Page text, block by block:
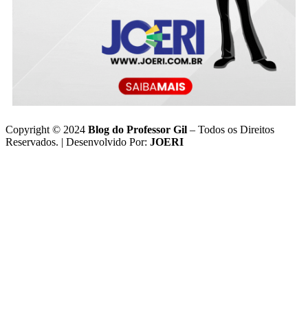
Copyright © 2024 Blog do Professor Gil – Todos os Direitos
Reservados. | Desenvolvido Por: JOERI